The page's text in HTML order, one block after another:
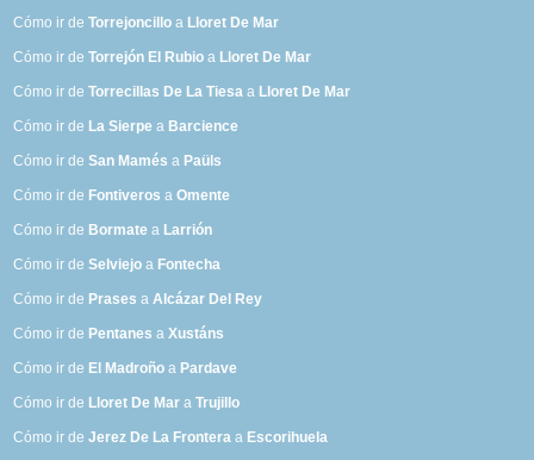
Cómo ir deTorrejoncillo a Lloret De Mar
Cómo ir deTorrejón El Rubio a Lloret De Mar
Cómo ir deTorrecillas De La Tiesa a Lloret De Mar
Cómo ir de La Sierpe a Barcience
Cómo ir deSan Mamés a Paüls
Cómo ir de Fontiveros aOmente
Cómo ir de Bormate a Larrión
Cómo ir deSelviejo a Fontecha
Cómo ir de Prases aAlcázar Del Rey
Cómo ir de Pentanes aXustáns
Cómo ir de El Madroño a Pardave
Cómo ir de Lloret De Mar aTrujillo
Cómo ir deJerez De La Frontera a Escorihuela